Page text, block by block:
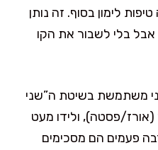
לימון בסוף. זה נותן
בלי לשבור את הקו
משתמשת בשיטת ה”שני
פסטה), ולידו מעט
פעמים הם מסכימים